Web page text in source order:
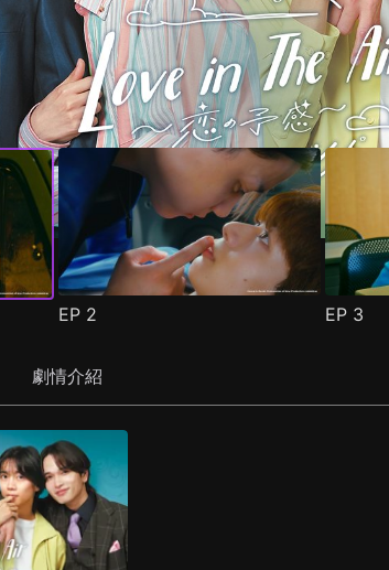
EP 2 EP 3
劇情介紹